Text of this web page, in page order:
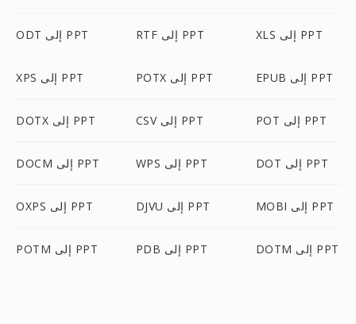
ODT إلى PPT RTF إلى PPT XLS إلى PPT
XPS إلى PPT POTX إلى PPT EPUB إلى PPT
DOTX إلى PPT CSV إلى PPT POT إلى PPT
DOCM إلى PPT WPS إلى PPT DOT إلى PPT
OXPS إلى PPT DJVU إلى PPT MOBI إلى PPT
POTM إلى PPT PDB إلى PPT DOTM إلى PPT